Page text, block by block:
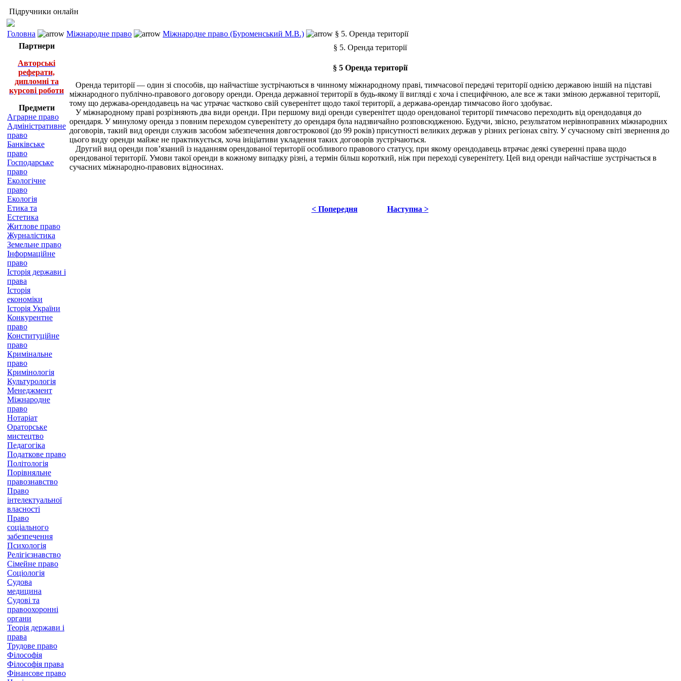
Підручники онлайн
Головна Міжнародне право Міжнародне право (Буроменський М.В.)
§ 5. Оренда території
Партнери
Авторські
реферати,
дипломні та
курсові роботи
Предмети
Аграрне право
Адміністративне
право
Банківське
право
Господарське
право
Екологічне
право
Екологія
Етика та
Естетика
Житлове право
Журналістика
Земельне право
Інформаційне
право
Історія держави і
права
Історія
економіки
Історія України
Конкурентне
право
Конституційне
право
Кримінальне
право
Кримінологія
Культурологія
Менеджмент
Міжнародне
право
Нотаріат
Ораторське
мистецтво
Педагогіка
Податкове право
Політологія
Порівняльне
правознавство
Право
інтелектуальної
власності
Право
соціального
забезпечення
Психологія
Релігієзнавство
Сімейне право
Соціологія
Судова
медицина
Судові та
правоохоронні
органи
Теорія держави і
права
Трудове право
Філософія
Філософія права
Фінансове право
§ 5. Оренда території
§ 5 Оренда території
Оренда території — один зі способів, що найчастіше зустрічаються в чинному міжнародному праві, тимчасової передачі території однією державою іншій на підставі
міжнародного публічно-правового договору оренди. Оренда державної території в будь-якому її вигляді є хоча і специфічною, але все ж таки зміною державної території,
тому що держава-орендодавець на час утрачає частково свій суверенітет щодо такої території, а держава-орендар тимчасово його здобуває.
У міжнародному праві розрізняють два види оренди. При першому виді оренди суверенітет щодо орендованої території тимчасово переходить від орендодавця до
орендаря. У минулому оренда з повним переходом суверенітету до орендаря була надзвичайно розповсюдженою. Будучи, звісно, результатом нерівноправних міжнародних
договорів, такий вид оренди служив засобом забезпечення довгострокової (до 99 років) присутності великих держав у різних регіонах світу. У сучасному світі звернення до
цього виду оренди майже не практикується, хоча ініціативи укладення таких договорів зустрічаються.
Другий вид оренди пов’язаний із наданням орендованої території особливого правового статусу, при якому орендодавець втрачає деякі суверенні права щодо
орендованої території. Умови такої оренди в кожному випадку різні, а термін більш короткий, ніж при переході суверенітету. Цей вид оренди найчастіше зустрічається в
сучасних міжнародно-правових відносинах.
< Попередня Наступна >